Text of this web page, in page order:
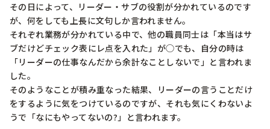
その日によって、リーダー・サブの役割が分かれているのです
が、何をしても上長に文句しか言われません。
それぞれ業務が分かれている中で、他の職員同士は「本当はサ
ブだけどチェック表にレ点を入れた」が◯でも、自分の時は
「リーダーの仕事なんだから余計なことしないで」と言われま
した。
そのようなことが積み重なった結果、リーダーの言うことだけ
をするように気をつけているのですが、それも気にくわないよ
うで「なにもやってないの?」と言われます。